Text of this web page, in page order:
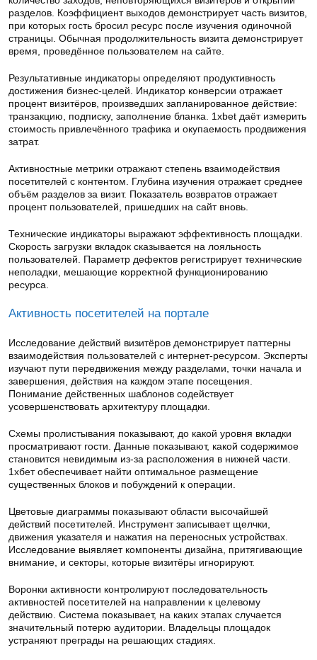
разделов. Коэффициент выходов демонстрирует часть визитов,
при которых гость бросил ресурс после изучения одиночной
страницы. Обычная продолжительность визита демонстрирует
время, проведённое пользователем на сайте.
Результативные индикаторы определяют продуктивность
достижения бизнес-целей. Индикатор конверсии отражает
процент визитёров, произведших запланированное действие:
транзакцию, подписку, заполнение бланка. 1xbet даёт измерить
стоимость привлечённого трафика и окупаемость продвижения
затрат.
Активностные метрики отражают степень взаимодействия
посетителей с контентом. Глубина изучения отражает среднее
объём разделов за визит. Показатель возвратов отражает
процент пользователей, пришедших на сайт вновь.
Технические индикаторы выражают эффективность площадки.
Скорость загрузки вкладок сказывается на лояльность
пользователей. Параметр дефектов регистрирует технические
неполадки, мешающие корректной функционированию
ресурса.
Активность посетителей на портале
Исследование действий визитёров демонстрирует паттерны
взаимодействия пользователей с интернет-ресурсом. Эксперты
изучают пути передвижения между разделами, точки начала и
завершения, действия на каждом этапе посещения.
Понимание действенных шаблонов содействует
усовершенствовать архитектуру площадки.
Схемы пролистывания показывают, до какой уровня вкладки
просматривают гости. Данные показывают, какой содержимое
становится невидимым из-за расположения в нижней части.
1хбет обеспечивает найти оптимальное размещение
существенных блоков и побуждений к операции.
Цветовые диаграммы показывают области высочайшей
действий посетителей. Инструмент записывает щелчки,
движения указателя и нажатия на переносных устройствах.
Исследование выявляет компоненты дизайна, притягивающие
внимание, и секторы, которые визитёры игнорируют.
Воронки активности контролируют последовательность
активностей посетителей на направлении к целевому
действию. Система показывает, на каких этапах случается
значительный потерю аудитории. Владельцы площадок
устраняют преграды на решающих стадиях.